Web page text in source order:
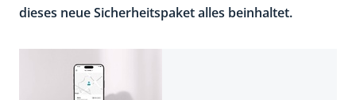
dieses neue Sicherheitspaket alles beinhaltet.